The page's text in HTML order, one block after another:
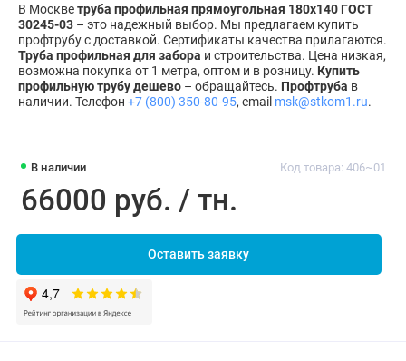
В наличии Код товара: 406~01
66000 руб. / тн.
Оставить заявку
В Москветруба профильная прямоугольная 180х140 ГОСТ
30245-03 – это надежный выбор. Мы предлагаем купить
профтрубу с доставкой. Сертификаты качества прилагаются.
Труба профильная для забора и строительства. Цена низкая,
возможна покупка от 1 метра, оптом и в розницу. Купить
профильную трубу дешево – обращайтесь. Профтруба в
наличии. Телефон +7 (800) 350-80-95, email msk@stkom1.ru.